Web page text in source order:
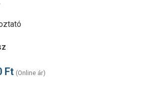
Ft (Online ár)